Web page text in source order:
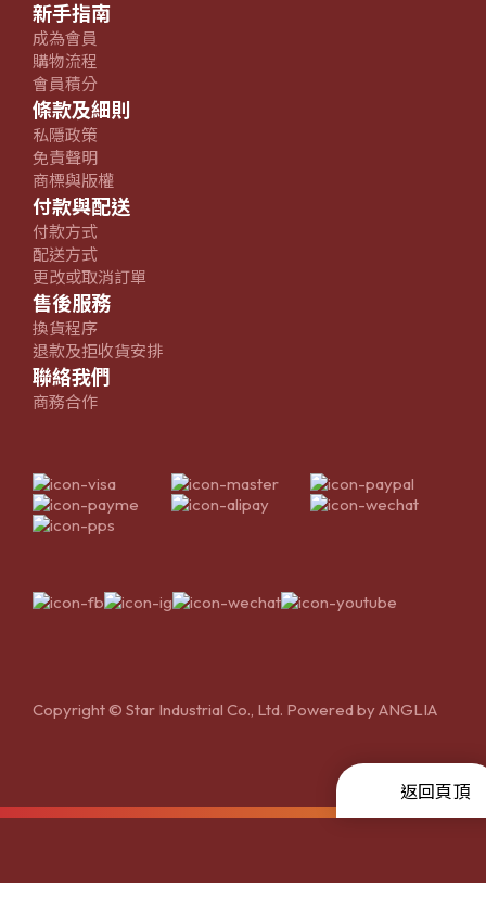
新手指南
成為會員
購物流程
會員積分
條款及細則
私隱政策
免責聲明
商標與版權
付款與配送
付款方式
配送方式
更改或取消訂單
售後服務
換貨程序
退款及拒收貨安排
聯絡我們
商務合作
Copyright © Star Industrial Co., Ltd. Powered byANGLIA
返回頁頂